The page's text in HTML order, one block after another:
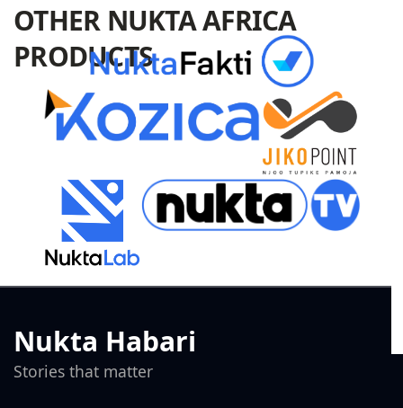
OTHER NUKTA AFRICA
PRODUCTS
Nukta Habari
Stories that matter